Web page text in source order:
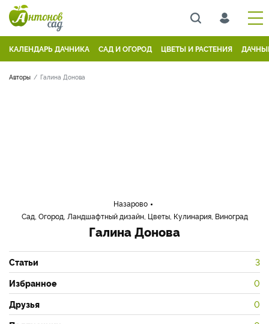
КАЛЕНДАРЬ ДАЧНИКА САД И ОГОРОД ЦВЕТЫ И РАСТЕНИЯ
Авторы Галина Донова
Назарово
Сад, Огород, Ландшафтный дизайн, Цветы, Кулинария, Виноград
Галина Донова
Статьи 3
Избранное 0
Друзья 0